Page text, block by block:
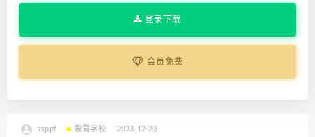
登录下载
会员免费
ssppt 教育学校 2023-12-23